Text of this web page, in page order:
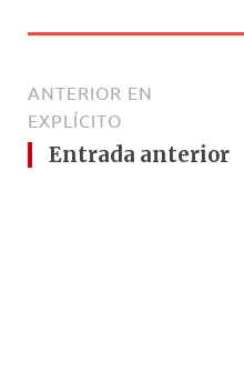
ANTERIOR EN
EXPLÍCITO
Entrada anterior